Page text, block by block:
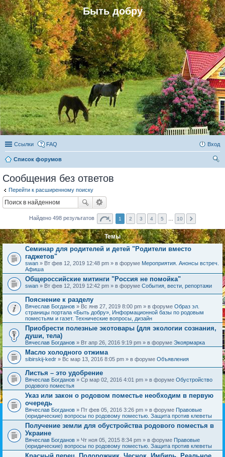
Быть добру
Ссылки FAQ Вход
Список форумов
Сообщения без ответов
Перейти к расширенному поиску
Найдено 498 результатов 1 2 3 4 5 10
Темы
Семинар для родителей и детей "Родители вместо
гаджетов"
swan » Вт фев 12, 2019 12:48 pm » в форуме Мероприятия. Анонсы встреч.
Афиша
Общероссийские митинги "Россия не помойка"
swan » Вт фев 12, 2019 12:42 pm » в форуме События, вести, репортажи
Пояснение к разделу
Вячеслав Богданов » Вс янв 27, 2019 8:00 pm » в форуме Образ эл.
страницы портала «Быть добру», Информационной базы по родовым
поместьям и газет. Технические вопросы, дизайн
Приобрести полезные экотовары (для экологии сознания,
души, тела)
Вячеслав Богданов » Вт апр 26, 2016 9:19 pm » в форуме Экоярмарка
Масло холодного отжима
sibirskij-kedr » Вс мар 13, 2016 8:05 pm » в форуме Объявления
Листья – это удобрение
Вячеслав Богданов » Ср мар 02, 2016 4:01 pm » в форуме Обустройство
родового поместья
Указ или закон о родовом поместье необходим в первую
очередь
Вячеслав Богданов » Пт фев 05, 2016 3:26 pm » в форуме Правовые
(юридические) вопросы по родовому поместью. Защита против клеветы
Получение земли для обустройства родового поместья в
Украине
Вячеслав Богданов » Чт ноя 05, 2015 8:34 pm » в форуме Правовые
(юридические) вопросы по родовому поместью. Защита против клеветы
Красный перец. Подорожник. Чеснок. Имбирь. Реальное